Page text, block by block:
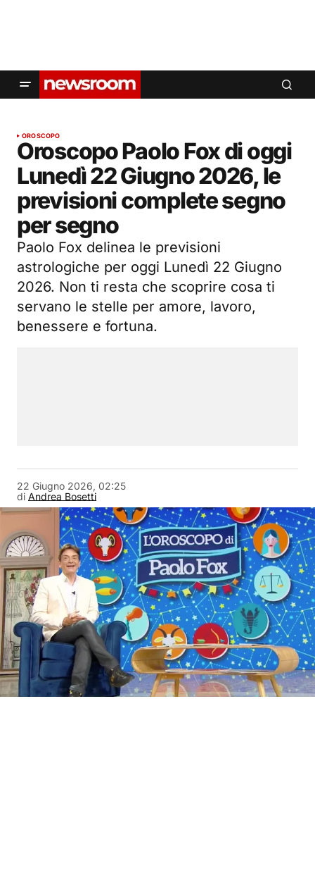
OROSCOPO
Oroscopo Paolo Fox di oggi
Lunedì 22 Giugno 2026, le
previsioni complete segno
per segno
Paolo Fox delinea le previsioni
astrologiche per oggi Lunedì 22 Giugno
2026. Non ti resta che scoprire cosa ti
servano le stelle per amore, lavoro,
benessere e fortuna.
di Andrea Bosetti
22 Giugno 2026, 02:25